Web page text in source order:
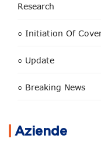
Research
○ Initiation Of
○ Update
○ Breaking News
Aziende